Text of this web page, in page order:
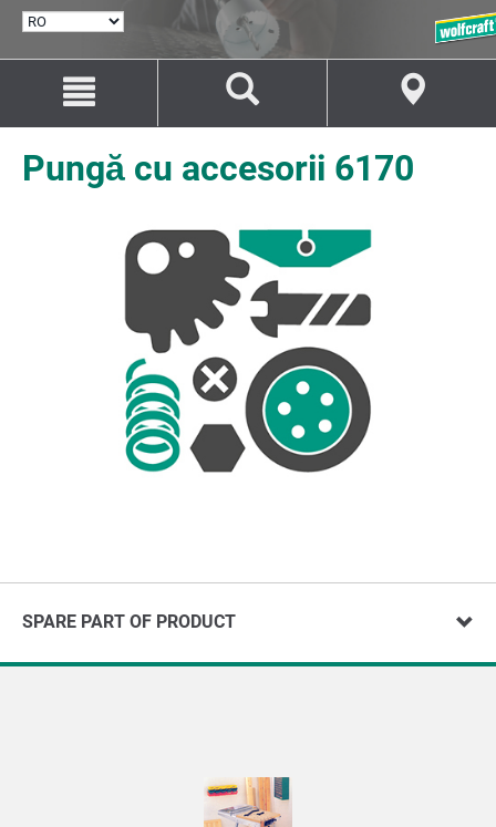
SELECTARE
conținut
navigare
Pungă cu accesorii 6170
SPARE PART OF PRODUCT